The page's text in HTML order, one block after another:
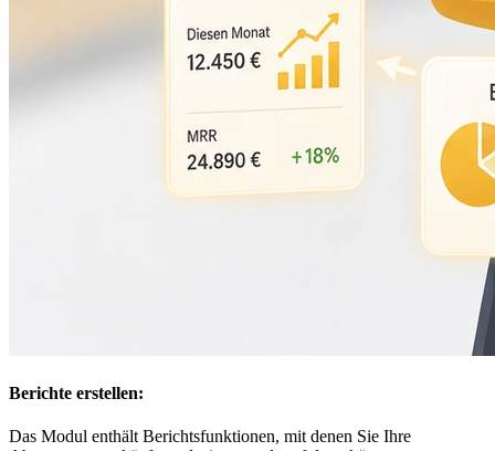
Berichte erstellen:
Das Modul enthält Berichtsfunktionen, mit denen Sie Ihre